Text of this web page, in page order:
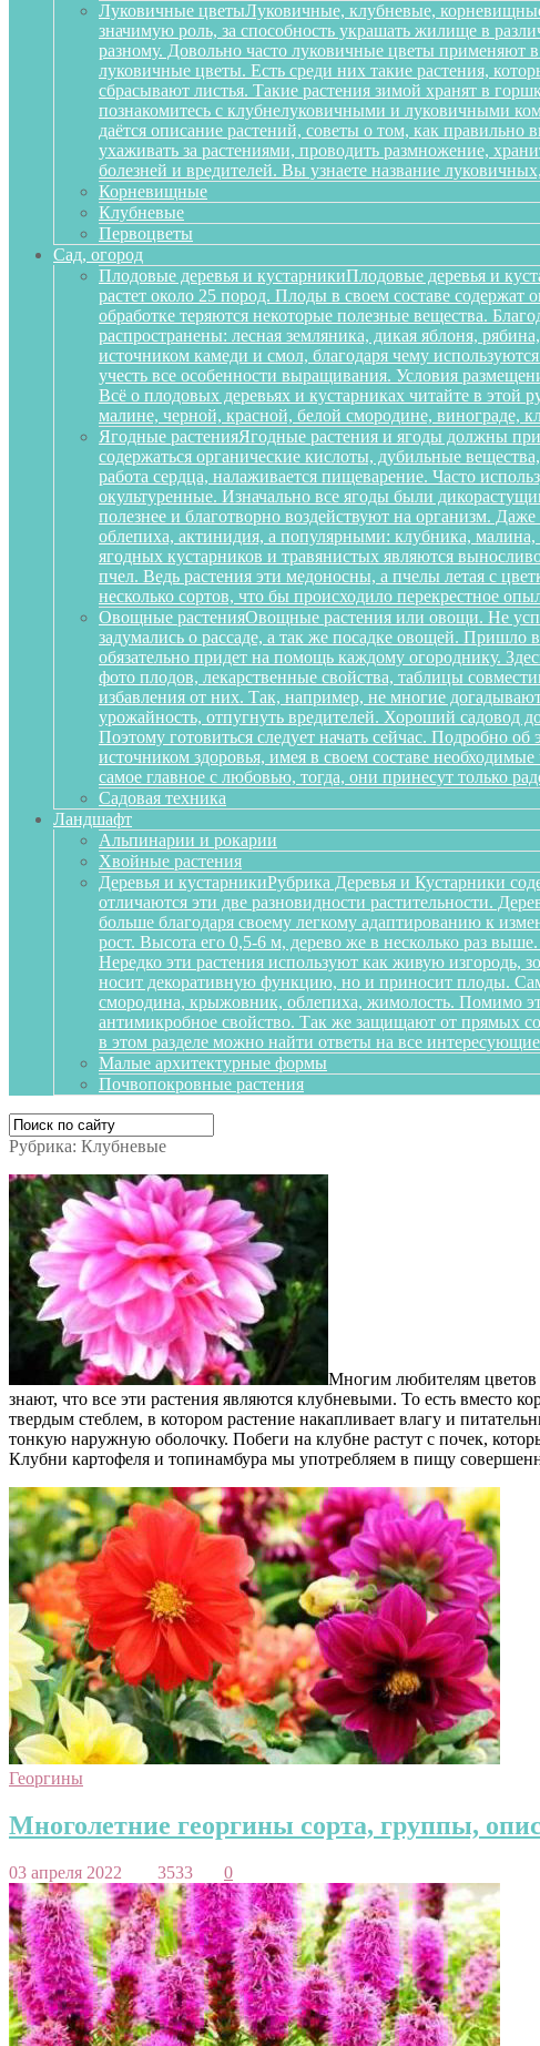
Луковичные цветыЛуковичные, клубневые,
значимую роль, за способность украшать жилище в
разному. Довольно часто луковичные цветы применяют
луковичные цветы. Есть среди них такие растения,
сбрасывают листья. Такие растения зимой хранят в
познакомитесь с клубнелуковичными и луковичными
даётся описание растений, советы о том, как
ухаживать за растениями, проводить размножение,
болезней и вредителей. Вы узнаете название
Корневищные
Клубневые
Первоцветы
Сад, огород
Плодовые деревья и кустарникиПлодовые деревья и
растет около 25 пород. Плоды в своем составе
обработке теряются некоторые полезные вещества.
распространены: лесная земляника, дикая яблоня,
источником камеди и смол, благодаря чему
учесть все особенности выращивания. Условия
Всё о плодовых деревьях и кустарниках читайте в этой
малине, черной, красной, белой смородине, винограде,
Ягодные растенияЯгодные растения и ягоды должны
содержаться органические кислоты, дубильные
работа сердца, налаживается пищеварение. Часто
окультуренные. Изначально все ягоды были
полезнее и благотворно воздействуют на организм.
облепиха, актинидия, а популярными: клубника,
ягодных кустарников и травянистых являются
пчел. Ведь растения эти медоносны, а пчелы летая с
несколько сортов, что бы происходило перекрестное
Овощные растенияОвощные растения или овощи. Не
задумались о рассаде, а так же посадке овощей.
обязательно придет на помощь каждому огороднику.
фото плодов, лекарственные свойства, таблицы
избавления от них. Так, например, не многие
урожайность, отпугнуть вредителей. Хороший садовод
Поэтому готовиться следует начать сейчас. Подробно
источником здоровья, имея в своем составе
самое главное с любовью, тогда, они принесут только
Садовая техника
Ландшафт
Альпинарии и рокарии
Хвойные растения
Деревья и кустарникиРубрика Деревья и Кустарники
отличаются эти две разновидности растительности.
больше благодаря своему легкому адаптированию к
рост. Высота его 0,5-6 м, дерево же в несколько раз
Нередко эти растения используют как живую изгородь,
носит декоративную функцию, но и приносит плоды.
смородина, крыжовник, облепиха, жимолость. Помимо
антимикробное свойство. Так же защищают от прямых
в этом разделе можно найти ответы на все
Малые архитектурные формы
Почвопокровные растения
Рубрика: Клубневые
Многим любителям цветов
знают, что все эти растения являются клубневыми. То есть вместо
твердым стеблем, в котором растение накапливает влагу и
тонкую наружную оболочку. Побеги на клубне растут с почек,
Клубни картофеля и топинамбура мы употребляем в пищу
Георгины
Многолетние георгины сорта, группы,
03 апреля 2022 3533 0